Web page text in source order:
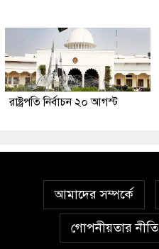
রাষ্ট্রপতি নির্বাচন ২০ আগস্ট
আমাদের সম্পর্কে
গোপনীয়তার নীতি